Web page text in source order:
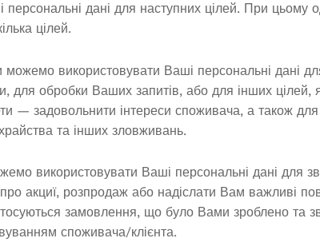
дані для наступних цілей. При цьому
цілей.
можемо використовувати Ваші персональні дані
для обробки Ваших запитів, або для інших цілей,
— задовольнити інтереси споживача, а також для
та інших зловживань.
використовувати Ваші персональні дані для
акциї, розпродаж або надіслати Вам важливі
замовлення, що було Вами зроблено та
споживача/клієнта.